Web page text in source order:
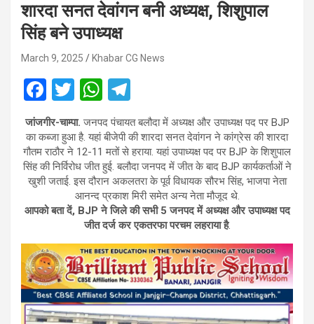
शारदा सनत देवांगन बनी अध्यक्ष, शिशुपाल
सिंह बने उपाध्यक्ष
March 9, 2025 Khabar CG News
F
a
ce
b
o
o
T
wi
tt
er
W
h
at
s
A
p
p
el
e
gr
a
m
जांजगीर-चाम्पा. जनपद पंचायत बलौदा में अध्यक्ष और उपाध्यक्ष पद पर BJP
का कब्जा हुआ है. यहां बीजेपी की शारदा सनत देवांगन ने कांग्रेस की शारदा
गौतम राठौर ने 12-11 मतों से हराया. यहां उपाध्यक्ष पद पर BJP के शिशुपाल
सिंह की निर्विरोध जीत हुई. बलौदा जनपद में जीत के बाद BJP कार्यकर्ताओं ने
खुशी जताई. इस दौरान अकलतरा के पूर्व विधायक सौरभ सिंह, भाजपा नेता
आनन्द प्रकाश मिरी समेत अन्य नेता मौजूद थे.
आपको बता दें, BJP ने जिले की सभी 5 जनपद में अध्यक्ष और उपाध्यक्ष पद
जीत दर्ज कर एकतरफा परचम लहराया है.